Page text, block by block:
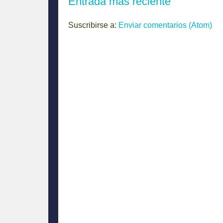
Suscribirse a: Enviar comentarios (Atom)